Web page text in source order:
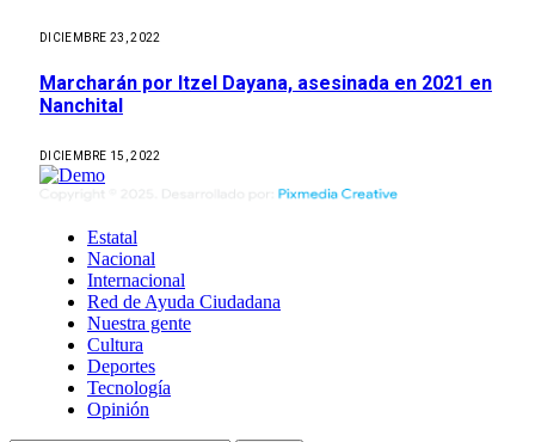
DICIEMBRE 23, 2022
Marcharán por Itzel Dayana, asesinada en 2021 en
Nanchital
DICIEMBRE 15, 2022
Estatal
Nacional
Internacional
Red de Ayuda Ciudadana
Nuestra gente
Cultura
Deportes
Tecnología
Opinión